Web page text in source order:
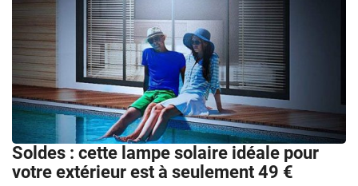
Soldes : cette lampe solaire idéale pour
votre extérieur est à seulement 49 €